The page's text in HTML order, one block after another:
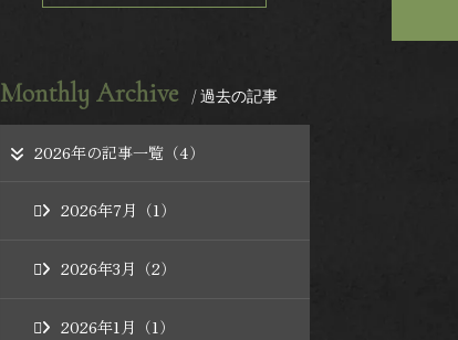
Monthly Archive / 過去の記事
2026年の記事一覧（4）
2026年7月（1）
2026年3月（2）
2026年1月（1）